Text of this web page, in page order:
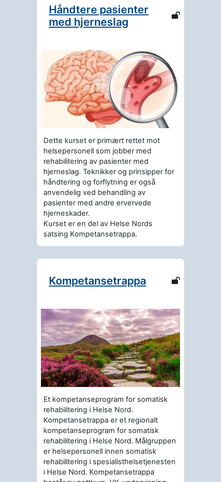
Håndtere pasienter
med hjerneslag
Dette kurset er primært rettet mot
helsepersonell som jobber med
rehabilitering av pasienter med
hjerneslag. Teknikker og prinsipper for
håndtering og forflytning er også
anvendelig ved behandling av
pasienter med andre ervervede
hjerneskader.
Kurset er en del av Helse Nords
satsing Kompetansetrappa.
Kompetansetrappa
Et kompetanseprogram for somatisk
rehabilitering i Helse Nord.
Kompetansetrappa er et regionalt
kompetanseprogram for somatisk
rehabilitering i Helse Nord. Målgruppen
er helsepersonell innen somatisk
rehabilitering i spesialisthelsetjenesten
i Helse Nord. Kompetansetrappa